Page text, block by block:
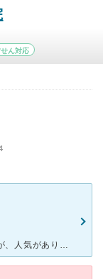
ん対応
結構昔からある病院で、施設は新しくないですが、人気があり混んでいることが多いです。先生はベテランのおじいちゃん先生で、サバサバとしていますが的確で、小さい子にはとても優しくして下さいます。インフルエン